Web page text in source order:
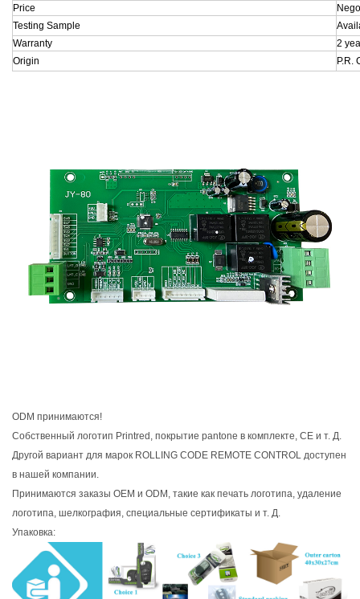
Price
Testing Sample
Warranty
2
Origin
P.R.
ODM принимаются!
Собственный логотип Printred, покрытие pantone в комплекте, CE и т. Д.
Другой вариант для марок ROLLING CODE REMOTE CONTROL доступен
в нашей компании.
Принимаются заказы OEM и ODM, такие как печать логотипа, удаление
логотипа, шелкография, специальные сертификаты и т. Д.
Упаковка: